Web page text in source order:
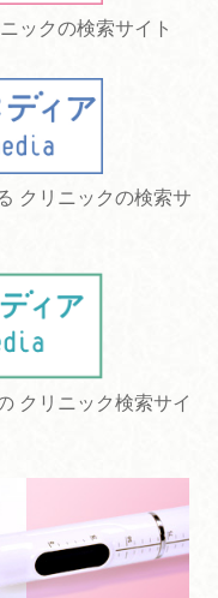
ックの検索サイト
クリニックの検索サ
クリニック検索サイ